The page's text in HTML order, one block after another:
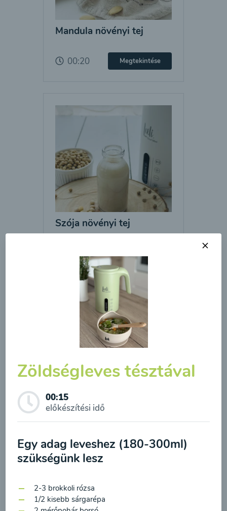
Mandula növényi tej
00:20 Megtekintése
Szója növényi tej
Zab növényi tej
00:20 Megtekintése
Zöldségleves tésztával
00:15
előkészítési idő
Egy adag leveshez (180-300ml)
szükségünk lesz
2-3 brokkoli rózsa
1/2 kisebb sárgarépa
Feliratkozás a hírlevélre
A hírlevélre való feliratkozásom elküldésével
hozzájárulok a személyes adatok